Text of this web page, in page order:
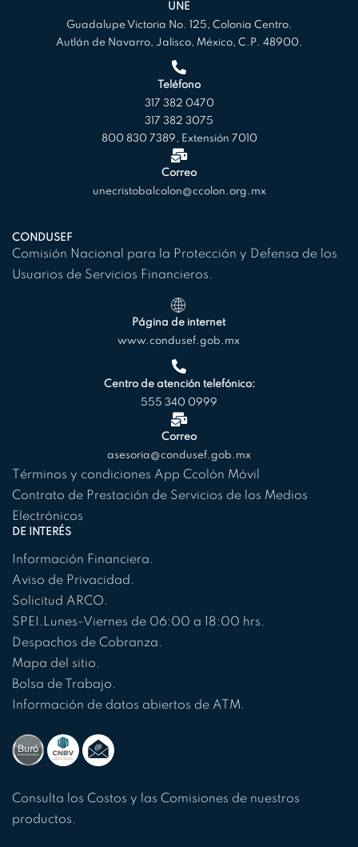
UNE
Guadalupe Victoria No. 125, Colonia Centro.
Autlán de Navarro, Jalisco, México, C.P. 48900.
Teléfono
317 382 0470
317 382 3075
800 830 7389, Extensión 7010
Correo
unecristobalcolon@ccolon.org.mx
CONDUSEF
Comisión Nacional para la Protección y Defensa de los
Usuarios de Servicios Financieros.
Página de internet
www.condusef.gob.mx
Centro de atención telefónico:
555 340 0999
Correo
asesoria@condusef.gob.mx
Términos y condiciones App Ccolón Móvil
Contrato de Prestación de Servicios de los Medios
Electrónicos
DE INTERÉS
Información Financiera.
Aviso de Privacidad.
Solicitud ARCO.
SPEI. Lunes-Viernes de 06:00 a 18:00 hrs.
Despachos de Cobranza.
Mapa del sitio.
Bolsa de Trabajo.
Información de datos abiertos de ATM.
Consulta los Costos y las Comisiones de nuestros
productos.